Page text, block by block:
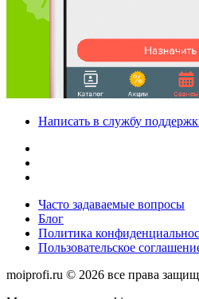
Написать в службу
Часто задаваемые вопросы
Блог
Политика
Пользовательское
moiprofi.ru © 2026 все права